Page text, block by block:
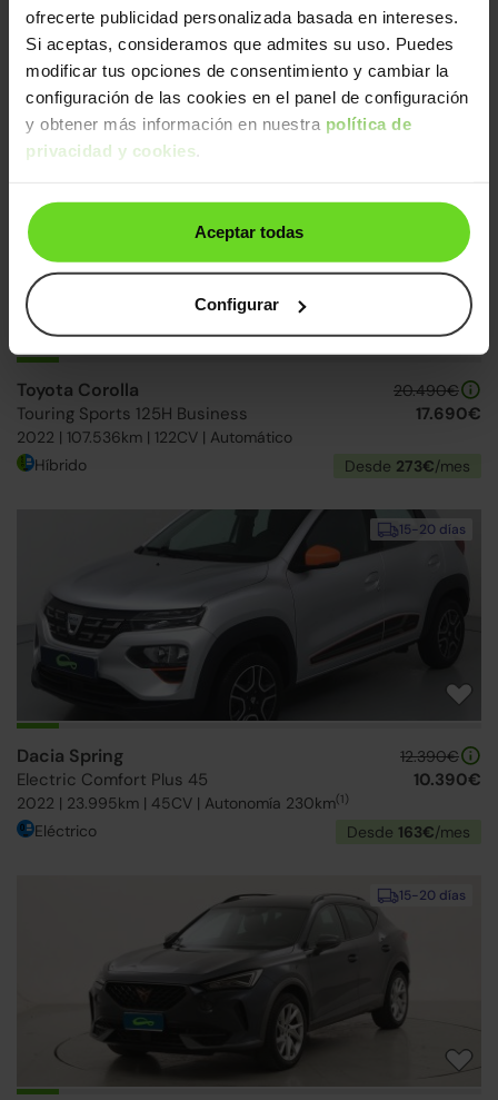
ofrecerte publicidad personalizada basada en intereses.
Si aceptas, consideramos que admites su uso. Puedes
modificar tus opciones de consentimiento y cambiar la
configuración de las cookies en el panel de configuración
y obtener más información en nuestra política de
privacidad y cookies.
Aceptar todas
Configurar
Renault Captur
TCe Energy Zen
2019 | 55.504km | 90CV | Manual
15.490€
12.590€
Gasolina Desde234€/mes
Toyota Corolla
Touring Sports 125H Business
2022 | 107.536km | 122CV | Automático
20.490€
17.690€
Híbrido Desde 273€/mes
15-20 días
Dacia Spring
Electric Comfort Plus 45
2022 | 23.995km | 45CV | Autonomía 230km(1)
12.390€
10.390€
Eléctrico Desde 163€/mes
15-20 días